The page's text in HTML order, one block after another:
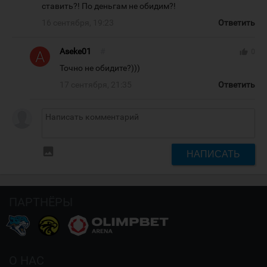
ставить?! По деньгам не обидим?!
Ответить
Aseke01
Точно не обидите?)))
Ответить
НАПИСАТЬ